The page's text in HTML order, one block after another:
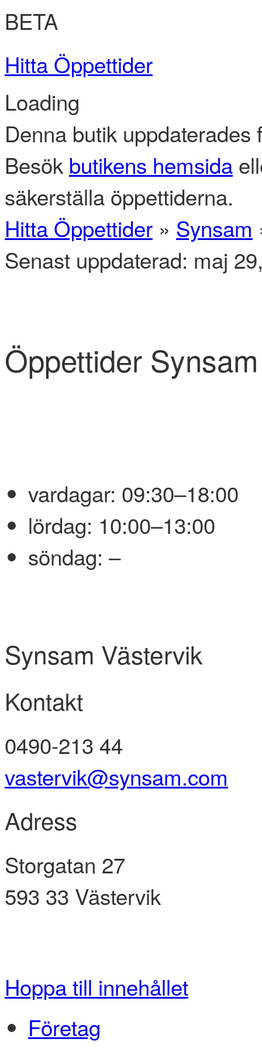
BETA
Hitta Öppettider
Loading
Denna butik
Besök butikens hemsida
säkerställa öppettiderna.
Hitta Öppettider » Synsam
Senast uppdaterad: maj
Öppettider
vardagar: 09:30–18:00
lördag: 10:00–13:00
söndag: –
Synsam Västervik
Kontakt
0490-213 44
vastervik@synsam.com
Adress
Storgatan 27
593 33 Västervik
Hoppa till innehållet
Företag